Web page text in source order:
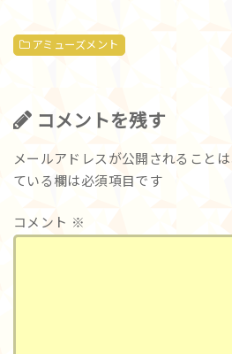
アミューズメント
コメントを残す
メールアドレスが公開されることは
ている欄は必須項目です
コメント ※